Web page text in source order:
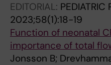
EDITORIAL: PEDIATRIC
2023;58(1):18-19
Function of neonatal
importance of total
Jonsson B;